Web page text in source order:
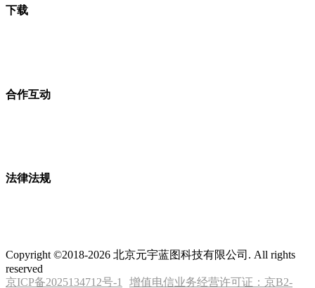
下载
合作互动
法律法规
Copyright ©2018-2026 北京元宇蓝图科技有限公司. All rights
reserved
京ICP备2025134712号-1
增值电信业务经营许可证：京B2-